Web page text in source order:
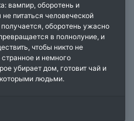
вампир, оборотень и
питаться человеческой
оборотень ужасно
в полнолуние, и
чтобы никто не
и немного
убирает дом, готовит чай и
людьми.